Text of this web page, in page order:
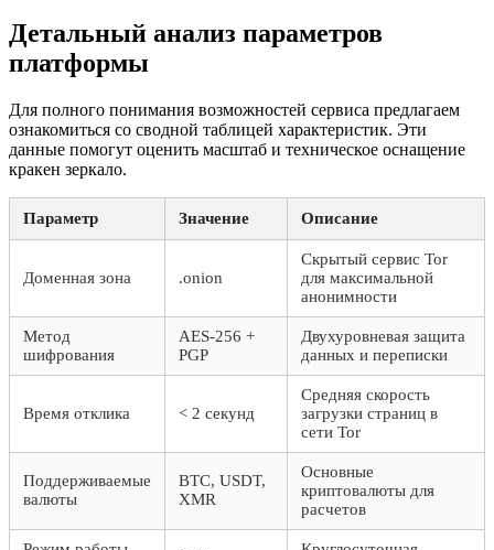
Детальный анализ параметров
платформы
Для полного понимания возможностей сервиса предлагаем
ознакомиться со сводной таблицей характеристик. Эти
данные помогут оценить масштаб и техническое оснащение
кракен зеркало.
Параметр Значение Описание
Доменная зона .onion
Скрытый сервис Tor
для максимальной
анонимности
Метод
шифрования
AES-256 +
PGP
Двухуровневая защита
данных и переписки
Время отклика < 2 секунд
Средняя скорость
загрузки страниц в
сети Tor
Поддерживаемые
валюты
BTC, USDT,
XMR
Основные
криптовалюты для
расчетов